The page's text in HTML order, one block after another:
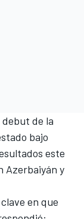
debut de la
bajo
este
Azerbaiyán y
en que